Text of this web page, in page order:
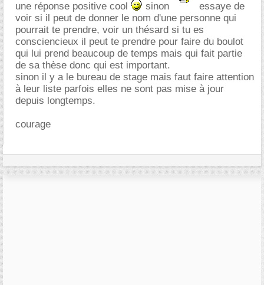
une réponse positive cool sinon
essaye de
voir si il peut de donner le nom d'une personne qui
pourrait te prendre, voir un thésard si tu es
consciencieux il peut te prendre pour faire du boulot
qui lui prend beaucoup de temps mais qui fait partie
de sa thèse donc qui est important.
sinon il y a le bureau de stage mais faut faire attention
à leur liste parfois elles ne sont pas mise à jour
depuis longtemps.
courage